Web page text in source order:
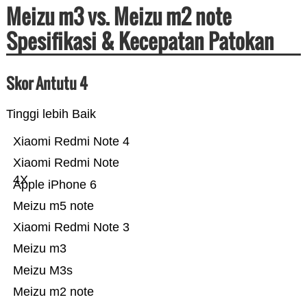
Meizu m3 vs. Meizu m2 note
Spesifikasi & Kecepatan Patokan
Skor Antutu 4
Tinggi lebih Baik
Meizu m2 note
Meizu M3s
Meizu m3
Xiaomi Redmi Note 3
Meizu m5 note
Apple iPhone 6
Xiaomi Redmi Note
4X
Xiaomi Redmi Note 4